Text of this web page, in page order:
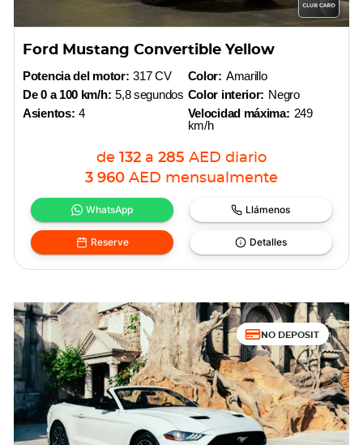
Ford Mustang Convertible Yellow
Potencia del motor: 317 CV
De 0 a 100 km/h: 5,8 segundos
Asientos: 4
Color: Amarillo
Color interior: Negro
Velocidad máxima: 249
km/h
de 132 a 285 AED diario
3 960 AED mensualmente
WhatsApp Llámenos
Reserve Detalles
NO DEPOSIT